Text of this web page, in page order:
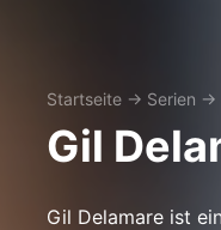
Startseite → Serien →
Gil
Gil Delamare ist